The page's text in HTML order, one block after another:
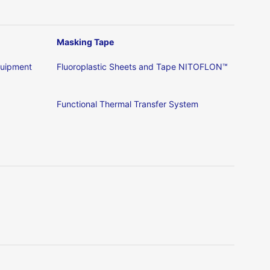
Masking Tape
Fluoroplastic Sheets and Tape NITOFLON™
Functional Thermal Transfer System